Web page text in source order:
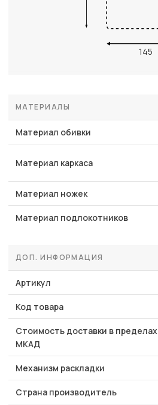
145
МАТЕРИАЛЫ
Материал обивки
Материал каркаса
Материал ножек
Материал подлокотников
ДОП. ИНФОРМАЦИЯ
Артикул
Код товара
Стоимость доставки в пределах
МКАД
Механизм раскладки
Страна производитель